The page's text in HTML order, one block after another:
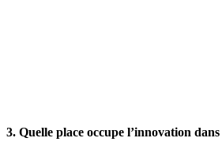
3. Quelle place occupe l’innovation